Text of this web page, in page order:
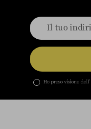
Ho preso visione dell’